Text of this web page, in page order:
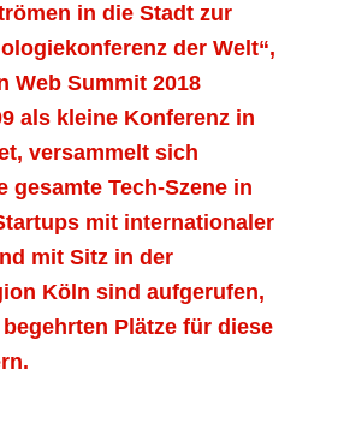
in die Stadt zur
der Welt“,
Web Summit 2018
als kleine Konferenz in
versammelt sich
gesamte Tech-Szene in
mit internationaler
mit Sitz in der
Köln sind aufgerufen,
Plätze für diese